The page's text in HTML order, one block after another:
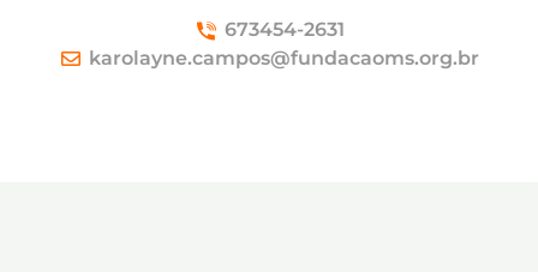
673454-2631
karolayne.campos@fundacaoms.org.br